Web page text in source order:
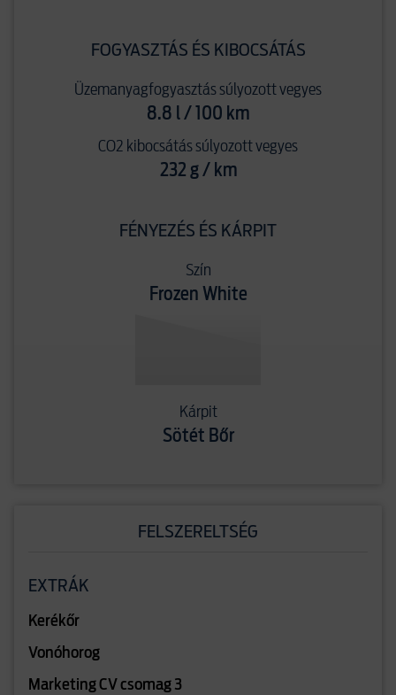
FOGYASZTÁS ÉS KIBOCSÁTÁS
Üzemanyagfogyasztás súlyozott vegyes
8.8 l / 100 km
CO2 kibocsátás súlyozott vegyes
232 g / km
FÉNYEZÉS ÉS KÁRPIT
Szín
Frozen White
Kárpit
Sötét Bőr
FELSZERELTSÉG
EXTRÁK
Kerékőr
Vonóhorog
Marketing CV csomag 3